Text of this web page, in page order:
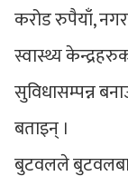
करोड रुपैयाँ,
स्वास्थ्य
सुविधासम्पन्न
बताइन् ।
बुटवलले